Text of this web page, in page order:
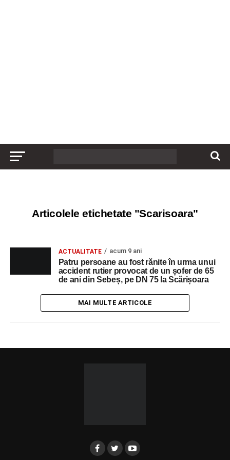
Articolele etichetate "Scarisoara"
ACTUALITATE acum 9 ani
Patru persoane au fost rănite în urma unui
accident rutier provocat de un șofer de 65
de ani din Sebeș, pe DN 75 la Scărișoara
MAI MULTE ARTICOLE